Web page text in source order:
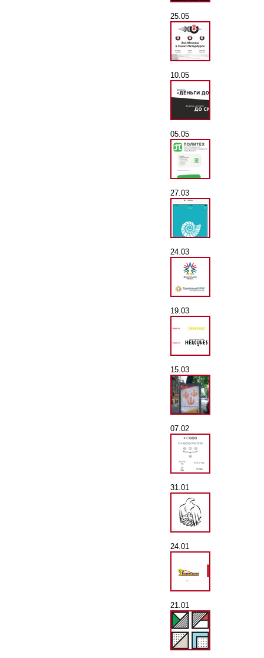
25.05
10.05
05.05
27.03
24.03
19.03
15.03
07.02
31.01
24.01
21.01